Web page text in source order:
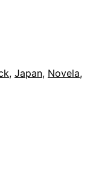
, Japan, Novela,